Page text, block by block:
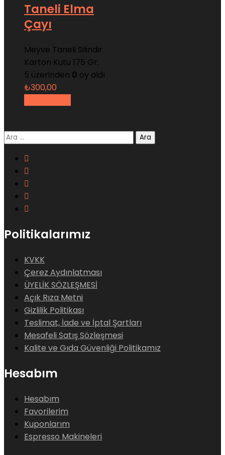
Taneli Elma
Çayı
Meyve Taneli Silindir
Karton Kutu 175 Gr.
5 üzerinden 0 oy aldı
₺300,00
Arama:
Politikalarımız
KVKK
Çerez Aydınlatması
ÜYELİK SÖZLEŞMESİ
Açık Rıza Metni
Gizlilik Politikası
Teslimat, İade ve İptal Şartları
Mesafeli Satış Sözleşmesi
Kalite ve Gıda Güvenliği Politikamız
Hesabım
Hesabım
Favorilerim
Kuponlarım
Espresso Makineleri